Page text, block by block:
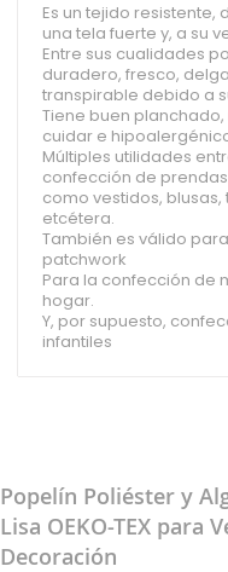
Es un tejido
una tela fuerte y, a su
Entre sus cualidades
duradero, fresco,
transpirable debido a
Tiene buen
cuidar e
Múltiples utilidades
confección de
como vestidos,
etcétera.
También es válido
patchwork
Para la confección de
hogar.
Y, por supuesto,
infantiles
Popelín Poliéster y
Lisa OEKO-TEX para
Decoración